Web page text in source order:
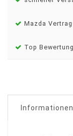
Mazda
Top
Informationen